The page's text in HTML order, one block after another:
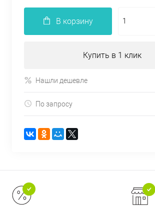
В корзину
Купить в 1 клик
Нашли дешевле
По запросу